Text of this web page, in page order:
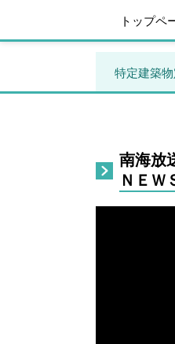
トップペ
特定建築
南海放
ＮＥＷ